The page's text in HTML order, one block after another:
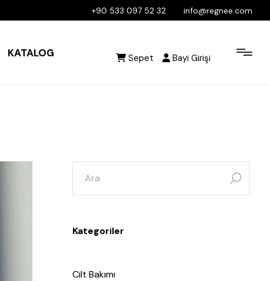
+90 533 097 52 32 info@regnee.com
KATALOG Sepet Bayi Girişi
Kategoriler
Cilt Bakımı